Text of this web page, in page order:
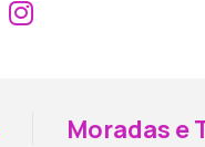
Aceder ao
Aceder ao
Moradas e